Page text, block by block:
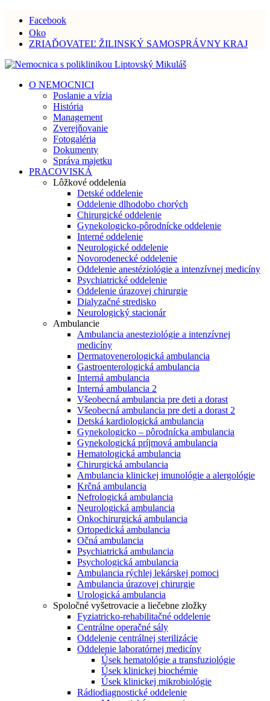
Facebook
Oko
ZRIAĎOVATEĽ ŽILINSKÝ SAMOSPRÁVNY KRAJ
O NEMOCNICI
Poslanie a vízia
História
Management
Zverejňovanie
Fotogaléria
Dokumenty
Správa majetku
PRACOVISKÁ
Lôžkové oddelenia
Detské oddelenie
Oddelenie dlhodobo chorých
Chirurgické oddelenie
Gynekologicko-pôrodnícke oddelenie
Interné oddelenie
Neurologické oddelenie
Novorodenecké oddelenie
Oddelenie anestéziológie a intenzívnej medicíny
Psychiatrické oddelenie
Oddelenie úrazovej chirurgie
Dialyzačné stredisko
Neurologický stacionár
Ambulancie
Ambulancia anesteziológie a intenzívnej
medicíny
Dermatovenerologická ambulancia
Gastroenterologická ambulancia
Interná ambulancia
Interná ambulancia 2
Všeobecná ambulancia pre deti a dorast
Všeobecná ambulancia pre deti a dorast 2
Detská kardiologická ambulancia
Gynekologicko – pôrodnícka ambulancia
Gynekologická príjmová ambulancia
Hematologická ambulancia
Chirurgická ambulancia
Ambulancia klinickej imunológie a alergológie
Krčná ambulancia
Nefrologická ambulancia
Neurologická ambulancia
Onkochirurgická ambulancia
Ortopedická ambulancia
Očná ambulancia
Psychiatrická ambulancia
Psychologická ambulancia
Ambulancia rýchlej lekárskej pomoci
Ambulancia úrazovej chirurgie
Urologická ambulancia
Spoločné vyšetrovacie a liečebne zložky
Fyziatricko-rehabilitačné oddelenie
Centrálne operačné sály
Oddelenie centrálnej sterilizácie
Oddelenie laboratórnej medicíny
Úsek hematológie a transfuziológie
Úsek klinickej biochémie
Úsek klinickej mikrobiológie
Rádiodiagnostické oddelenie